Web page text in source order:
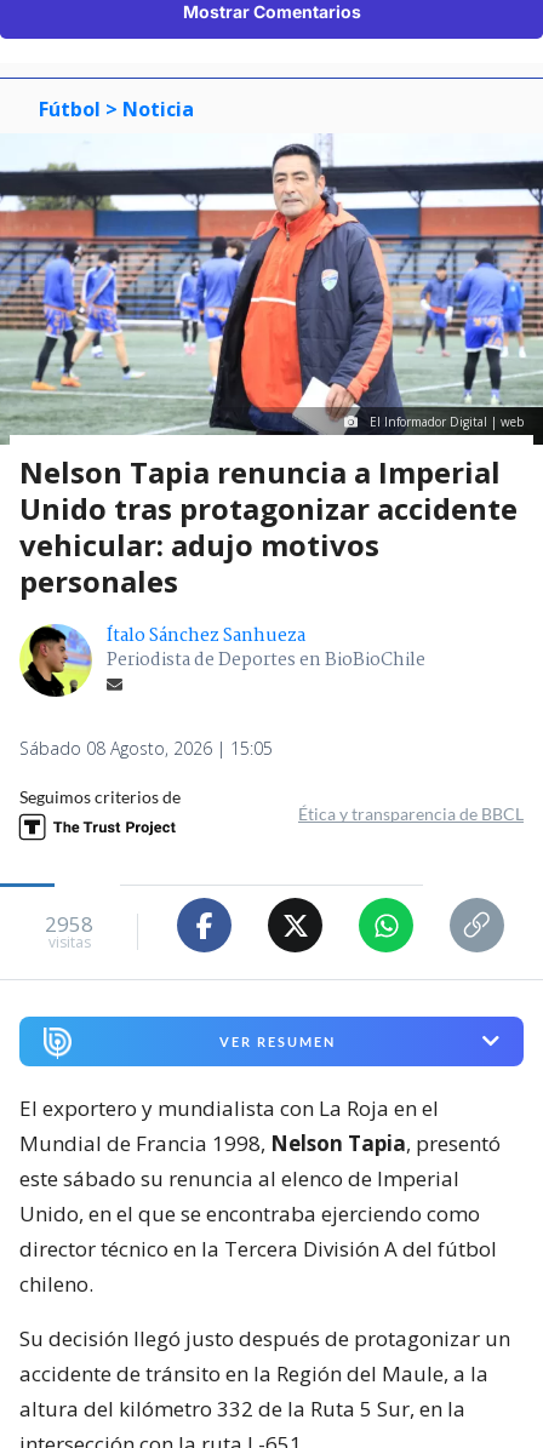
Mostrar Comentarios
Fútbol > Noticia
El Informador Digital | web
Nelson Tapia renuncia a Imperial
Unido tras protagonizar accidente
vehicular: adujo motivos
personales
Ítalo Sánchez Sanhueza
Periodista de Deportes en BioBioChile
Sábado 08 Agosto, 2026 | 15:05
Seguimos criterios de
Ética y transparencia de BBCL
2958
visitas
VER RESUMEN
El exportero y mundialista con La Roja en el
Mundial de Francia 1998, Nelson Tapia, presentó
este sábado su renuncia al elenco de Imperial
Unido, en el que se encontraba ejerciendo como
director técnico en la Tercera División A del fútbol
chileno.
Su decisión llegó justo después de protagonizar un
accidente de tránsito en la Región del Maule, a la
altura del kilómetro 332 de la Ruta 5 Sur, en la